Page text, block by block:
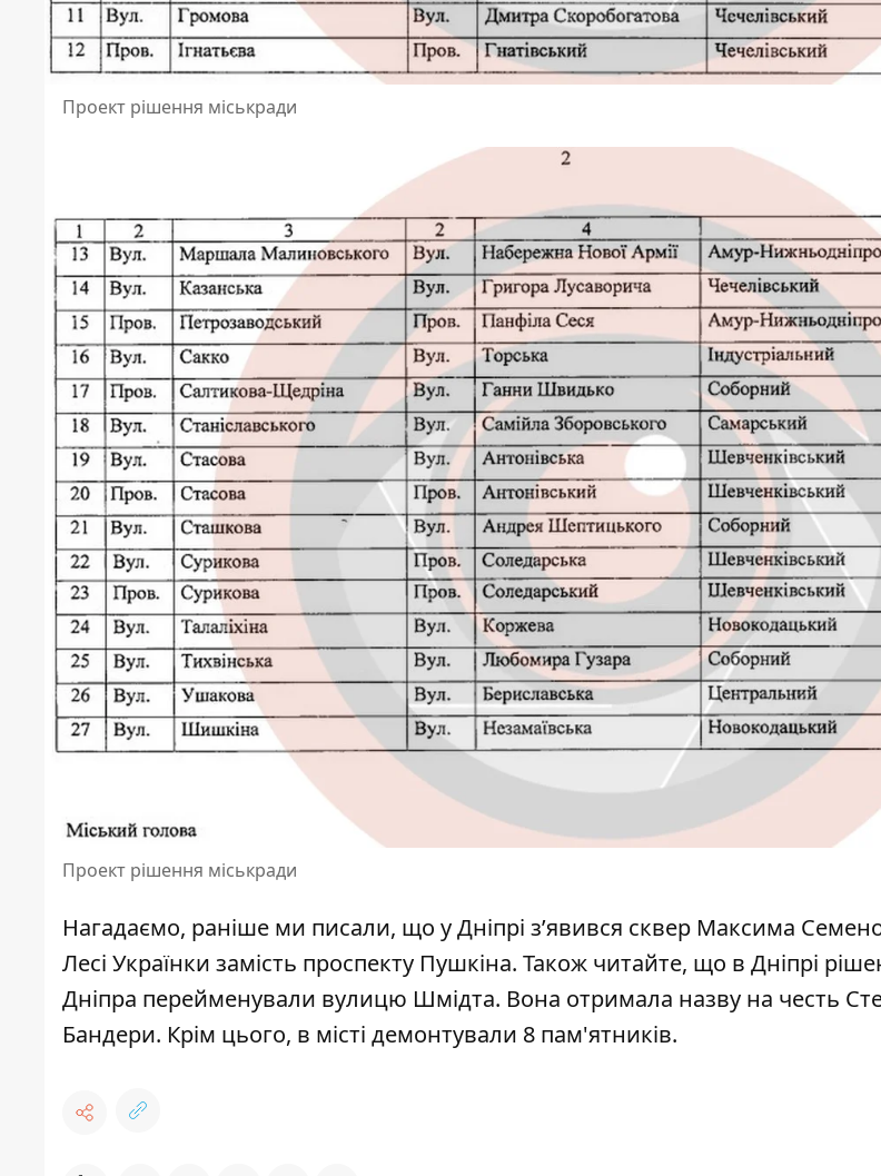
Проект рішення міськради
Проект рішення міськради
Нагадаємо, раніше ми писали, що у Дніпрі з’явився сквер Максима
Лесі Українки замість проспекту Пушкіна. Також читайте, що в Дніпрі
Дніпра перейменували вулицю Шмідта. Вона отримала назву на честь
Бандери. Крім цього, в місті демонтували 8 пам'ятників.